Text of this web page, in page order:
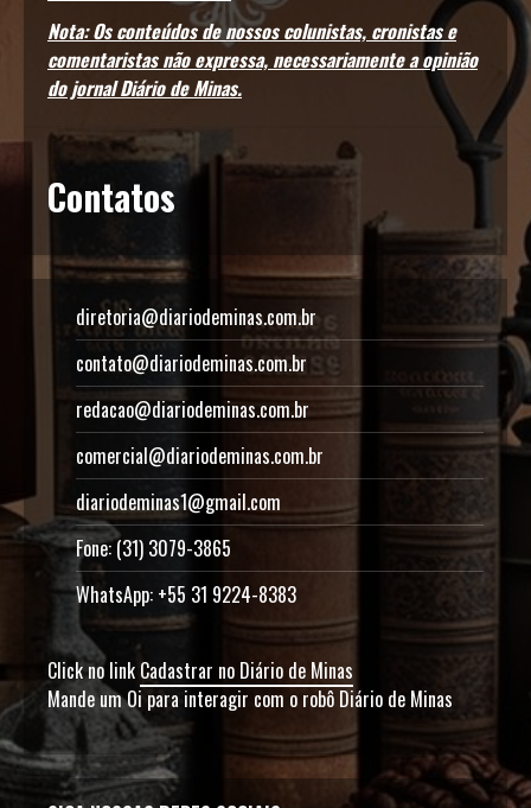
Nota: Os conteúdos de nossos colunistas, cronistas e
comentaristas não expressa, necessariamente a opinião
do jornal Diário de Minas.
Contatos
diretoria@diariodeminas.com.br
contato@diariodeminas.com.br
redacao@diariodeminas.com.br
comercial@diariodeminas.com.br
diariodeminas1@gmail.com
Fone: (31) 3079-3865
WhatsApp: +55 31 9224-8383
Click no link Cadastrar no Diário de Minas
Mande um Oi para interagir com o robô Diário de Minas